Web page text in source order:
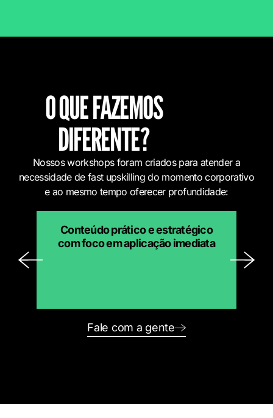
O QUE FAZEMOS
DIFERENTE?
Nossos workshops foram criados para atender a
necessidade de fast upskilling do momento corporativo
e ao mesmo tempo oferecer profundidade:
Conteúdo prático e estratégico
com foco em aplicação imediata
Fale com a gente